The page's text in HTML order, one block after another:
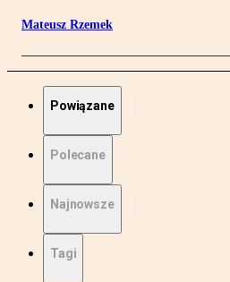
Mateusz Rzemek
Powiązane
Polecane
Najnowsze
Tagi